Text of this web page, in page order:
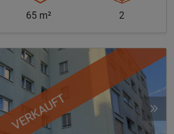
65 m² 2
VERKAUFT